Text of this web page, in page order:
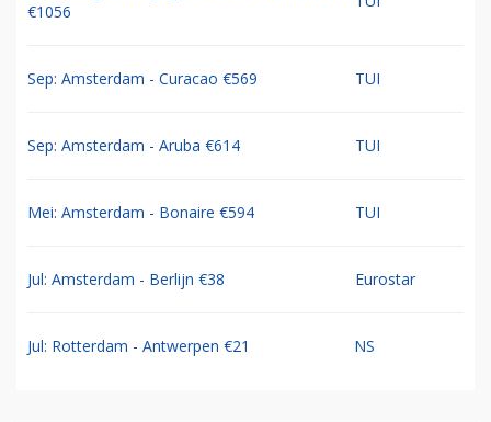
€1056
Sep: Amsterdam - Curacao €569 TUI
Sep: Amsterdam - Aruba €614 TUI
Mei: Amsterdam - Bonaire €594 TUI
Jul: Amsterdam - Berlijn €38 Eurostar
Jul: Rotterdam - Antwerpen €21 NS